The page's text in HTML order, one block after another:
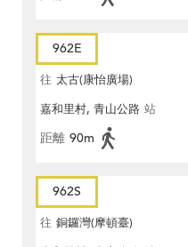
962E
往 太古(康怡廣場)
嘉和里村, 青山公路 站
距離 90m
962S
往 銅鑼灣(摩頓臺)